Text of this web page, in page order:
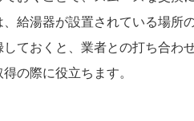
給湯器が設置されている場所
ておくと、業者との打ち合わ
の際に役立ちます。